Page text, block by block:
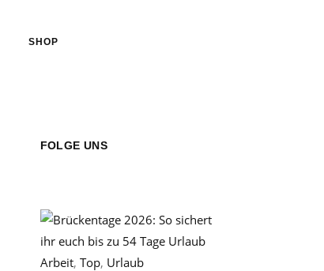
SHOP
FOLGE UNS
Arbeit, Top, Urlaub